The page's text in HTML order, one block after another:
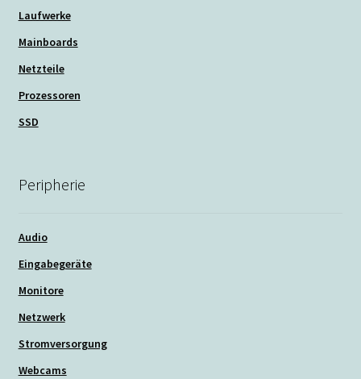
Laufwerke
Mainboards
Netzteile
Prozessoren
SSD
Peripherie
Audio
Eingabegeräte
Monitore
Netzwerk
Stromversorgung
Webcams